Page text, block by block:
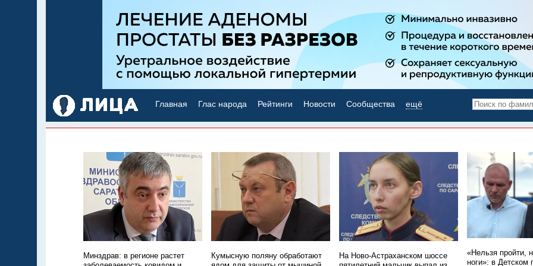
Главная Глас народа Рейтинги Новости Сообщества ещё
Минздрав: в регионе растет
Кумысную поляну обработают
На Ново-Астраханском шоссе
«Нельзя пройти,
ноги»: в Детском